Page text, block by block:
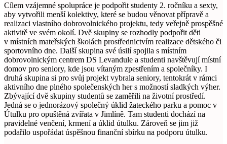
Cílem vzájemné spolupráce je podpořit studenty 2. ročníku a sexty,
aby vytvořili menší kolektivy, které se budou věnovat přípravě a
realizaci vlastního dobrovolnického projektu, tedy veřejně prospěšné
aktivitě ve svém okolí. Dvě skupiny se rozhodly podpořit děti
v místních mateřských školách prostřednictvím realizace dětského či
sportovního dne. Další skupina své úsilí spojila s místním
dobrovolnickým centrem DS Levandule a studenti navštěvují místní
domov pro seniory, kde jsou vítaným zpestřením a společníky. I
druhá skupina si pro svůj projekt vybrala seniory, tentokrát v rámci
aktivního dne plného společenských her s možností sladkých výher.
Zbývající dvě skupiny studentů se zaměřili na životní prostředí.
Jedná se o jednorázový společný úklid žateckého parku a pomoc v
Útulku pro opuštěná zvířata v Jimlíně. Tam studenti dochází na
pravidelné venčení, krmení a úklid útulku. Zároveň se jim již
podařilo uspořádat úspěšnou finanční sbírku na podporu útulku.